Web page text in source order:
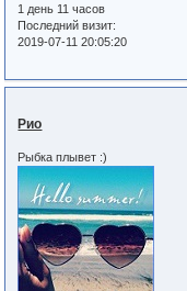
1 день 11 часов
Последний визит:
2019-07-11 20:05:20
Рио
Рыбка плывет :)